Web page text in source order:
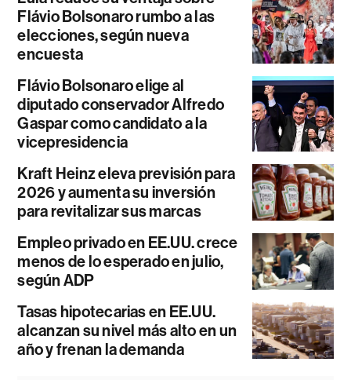
Flávio Bolsonaro rumbo a las
elecciones, según nueva
encuesta
Flávio Bolsonaro elige al
diputado conservador Alfredo
Gaspar como candidato a la
vicepresidencia
Kraft Heinz eleva previsión para
2026 y aumenta su inversión
para revitalizar sus marcas
Empleo privado en EE.UU. crece
menos de lo esperado en julio,
según ADP
Tasas hipotecarias en EE.UU.
alcanzan su nivel más alto en un
año y frenan la demanda